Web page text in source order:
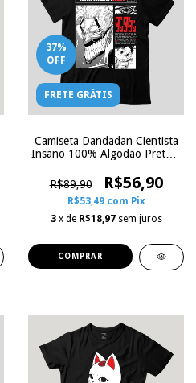
37%
OFF
FRETE GRÁTIS
Camiseta Dandadan Cientista
Insano 100% Algodão Preta |
R$89,90
R$56,90
R$53,49 com Pix
3 x de R$18,97 sem juros
COMPRAR